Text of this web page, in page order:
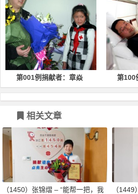
献者：章焱 第100例捐献者：郑
相关文章
（1450）张锦熠 – “能帮一把，我
（